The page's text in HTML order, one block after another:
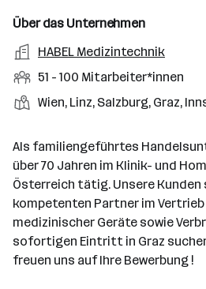
s
r
t
n
e
b
n
s
m
o
d
e
t
o
t
u
s
f
l
e
r
f
n
e
S
l
l
e
n
Über das Unternehmen
A
r
e
t
g
e
b
e
r
HABEL Medizintechnik
M
i
t
r
b
e
i
t
e
r
51 - 100 Mitarbeiter*innen
S
a
n
d
o
r
t
e
Wien, Linz, Salzburg, Graz,
Als familiengeführtes
über 70 Jahren im Klinik- und
Österreich tätig. Unsere Kunden
kompetenten Partner im
medizinischer Geräte sowie
sofortigen Eintritt in Graz
freuen uns auf Ihre Bewerbung !